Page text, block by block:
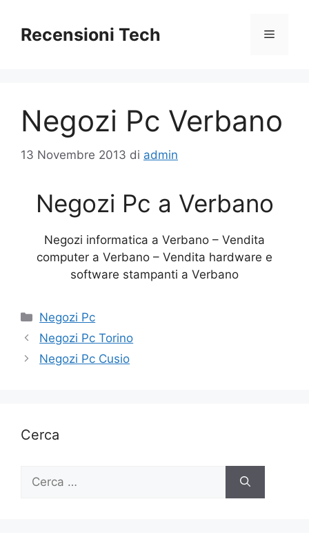
contenuto
Recensioni Tech Menu
Negozi Pc Verbano
13 Novembre 2013 di admin
Negozi Pc a Verbano
Negozi informatica a Verbano – Vendita
computer a Verbano – Vendita hardware e
software stampanti a Verbano
Categorie
Negozi Pc
Negozi Pc Torino
Negozi Pc Cusio
Cerca
per: